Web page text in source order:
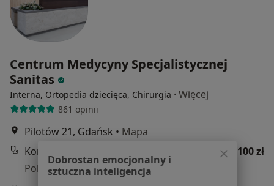
Centrum Medycyny Specjalistycznej
Sanitas
Interna, Ortopedia dziecięca, Chirurgia · Więcej
861 opinii
Pilotów 21, Gdańsk • Mapa
Konsultacja internistyczna
100 zł
Pokaż więcej usług
Dobrostan emocjonalny i
sztuczna inteligencja